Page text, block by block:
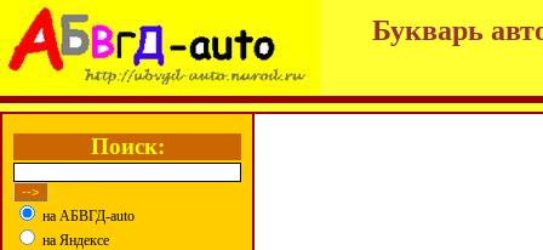
Букварь
Поиск:
на АБВГД-auto
на Яндексе